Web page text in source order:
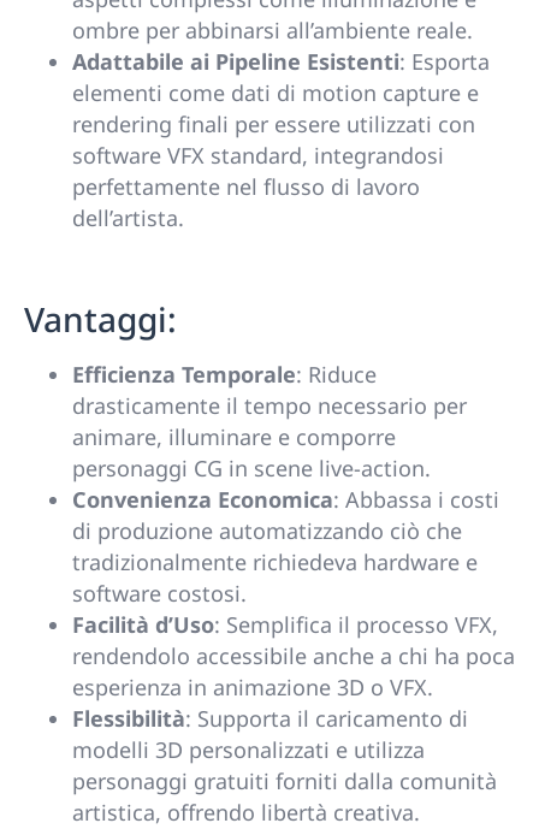
ombre per abbinarsi all’ambiente reale.
Adattabile ai Pipeline Esistenti: Esporta
elementi come dati di motion capture e
rendering finali per essere utilizzati con
software VFX standard, integrandosi
perfettamente nel flusso di lavoro
dell’artista.
Vantaggi:
Efficienza Temporale: Riduce
drasticamente il tempo necessario per
animare, illuminare e comporre
personaggi CG in scene live-action.
Convenienza Economica: Abbassa i costi
di produzione automatizzando ciò che
tradizionalmente richiedeva hardware e
software costosi.
Facilità d’Uso: Semplifica il processo VFX,
rendendolo accessibile anche a chi ha poca
esperienza in animazione 3D o VFX.
Flessibilità: Supporta il caricamento di
modelli 3D personalizzati e utilizza
personaggi gratuiti forniti dalla comunità
artistica, offrendo libertà creativa.